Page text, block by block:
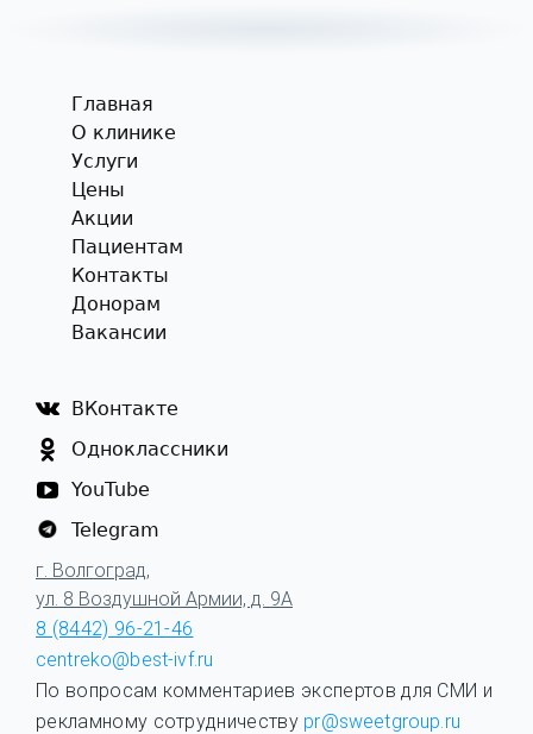
Главная
О клинике
Услуги
Цены
Акции
Пациентам
Контакты
Донорам
Вакансии
ВКонтакте
Одноклассники
YouTube
Telegram
г. Волгоград,
ул. 8 Воздушной Армии, д. 9А
8 (8442) 96-21-46
centreko@best-ivf.ru
По вопросам комментариев экспертов для СМИ и
рекламному сотрудничеству pr@sweetgroup.ru